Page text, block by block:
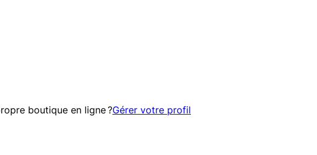
boutique en ligne ?Gérer votre profil